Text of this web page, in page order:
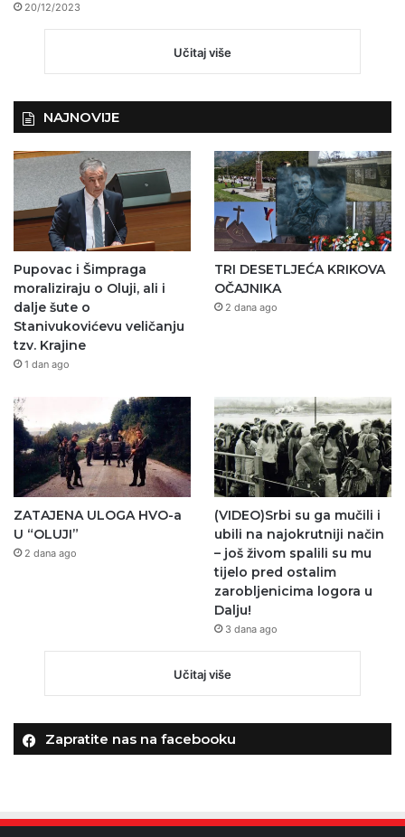
20/12/2023
Učitaj više
NAJNOVIJE
Pupovac i Šimpraga
moraliziraju o Oluji, ali i
dalje šute o
Stanivukovićevu veličanju
tzv. Krajine
1 dan ago
TRI DESETLJEĆA KRIKOVA
OČAJNIKA
2 dana ago
ZATAJENA ULOGA HVO-a
U “OLUJI”
2 dana ago
(VIDEO)Srbi su ga mučili i
ubili na najokrutniji način
– još živom spalili su mu
tijelo pred ostalim
zarobljenicima logora u
Dalju!
3 dana ago
Učitaj više
Zapratite nas na facebooku